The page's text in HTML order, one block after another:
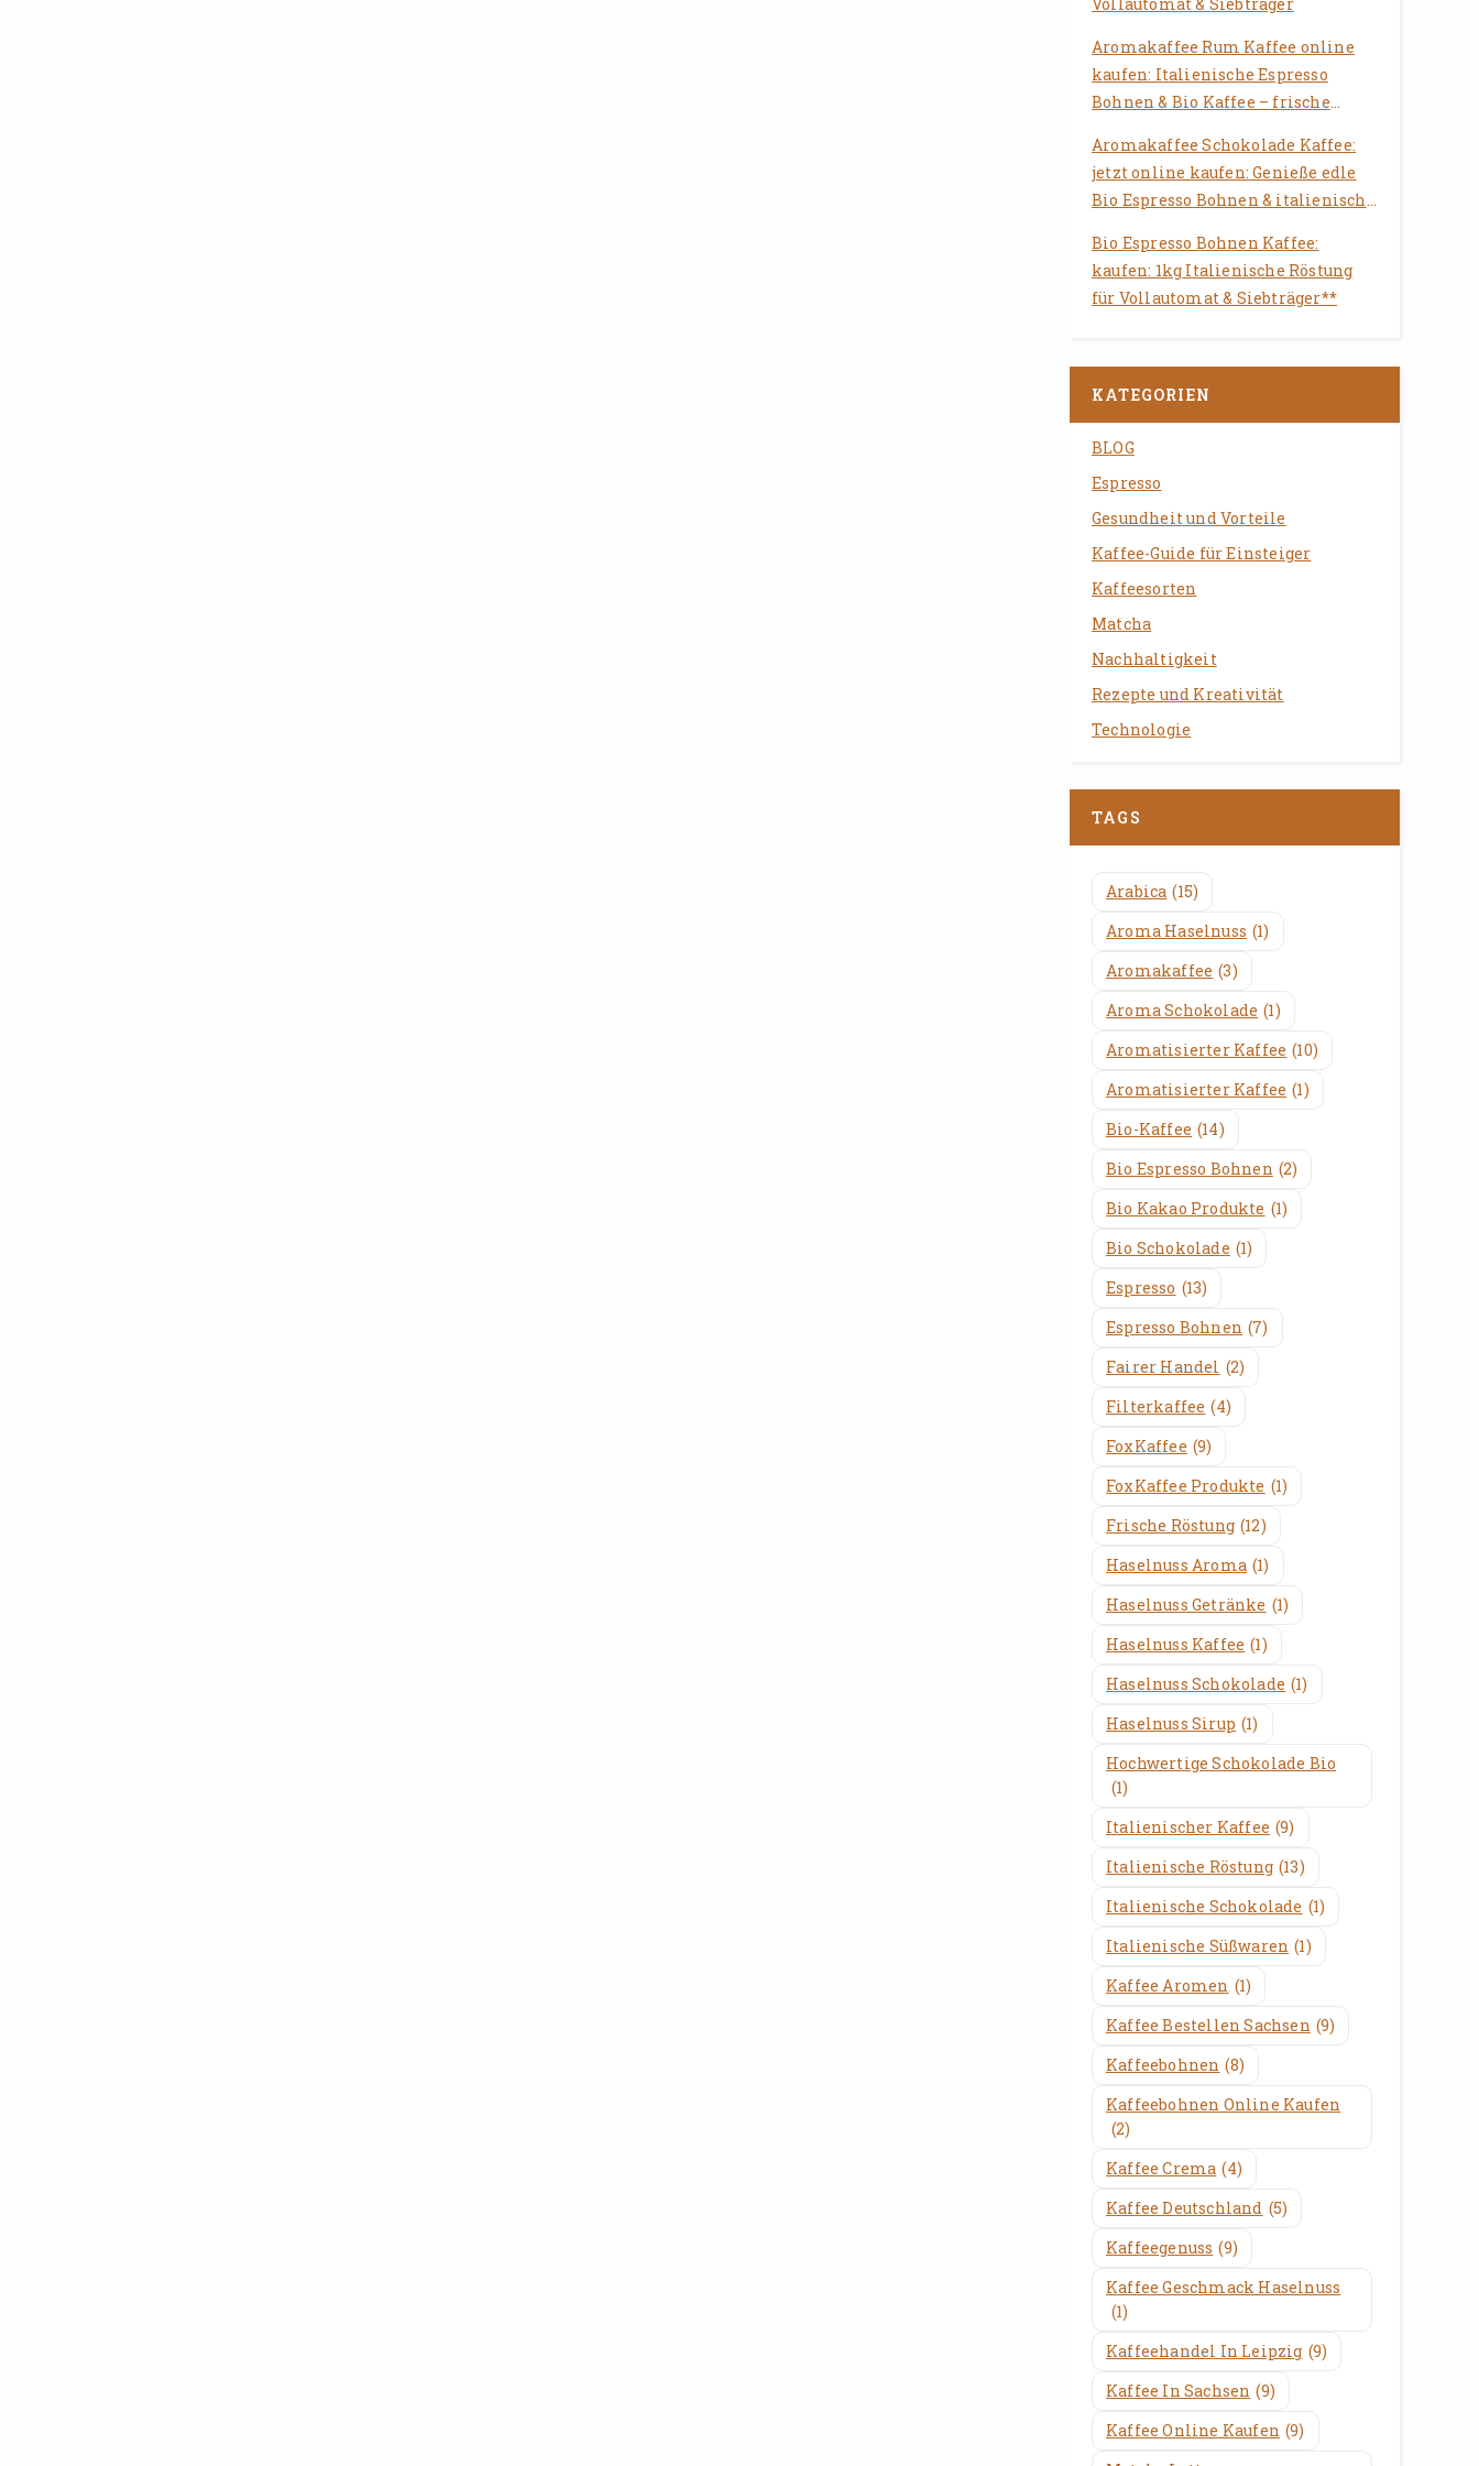
Vollautomat & Siebträger
Aromakaffee Rum Kaffee online
kaufen: Italienische Espresso
Bohnen & Bio Kaffee – frische
Siebträger
Aromakaffee Schokolade Kaffee:
jetzt online kaufen: Genieße edle
Bio Espresso Bohnen & italienische
Bio Espresso Bohnen Kaffee:
kaufen: 1kg Italienische Röstung
für Vollautomat & Siebträger**
KATEGORIEN
BLOG
Espresso
Gesundheit und Vorteile
Kaffee-Guide für Einsteiger
Kaffeesorten
Matcha
Nachhaltigkeit
Rezepte und Kreativität
Technologie
TAGS
Arabica (15)
Aroma Haselnuss (1)
Aromakaffee (3)
Aroma Schokolade (1)
Aromatisierter Kaffee (10)
Aromatisierter Kaffee (1)
Bio-Kaffee (14)
Bio Espresso Bohnen (2)
Bio Kakao Produkte (1)
Bio Schokolade (1)
Espresso (13)
Espresso Bohnen (7)
Fairer Handel (2)
Filterkaffee (4)
FoxKaffee (9)
FoxKaffee Produkte (1)
Frische Röstung (12)
Haselnuss Aroma (1)
Haselnuss Getränke (1)
Haselnuss Kaffee (1)
Haselnuss Schokolade (1)
Haselnuss Sirup (1)
Hochwertige Schokolade Bio
(1)
Italienischer Kaffee (9)
Italienische Röstung (13)
Italienische Schokolade (1)
Italienische Süßwaren (1)
Kaffee Aromen (1)
Kaffee Bestellen Sachsen (9)
Kaffeebohnen (8)
Kaffeebohnen Online Kaufen
(2)
Kaffee Crema (4)
Kaffee Deutschland (5)
Kaffeegenuss (9)
Kaffee Geschmack Haselnuss
(1)
Kaffeehandel In Leipzig (9)
Kaffee In Sachsen (9)
Kaffee Online Kaufen (9)